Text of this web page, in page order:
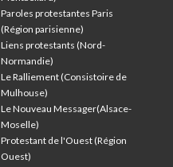
Paroles protestantes Paris
(Région parisienne)
Liens protestants (Nord-
Normandie)
Le Ralliement (Consistoire de
Mulhouse)
Le Nouveau Messager(Alsace-
Moselle)
Protestant de l'Ouest (Région
Ouest)